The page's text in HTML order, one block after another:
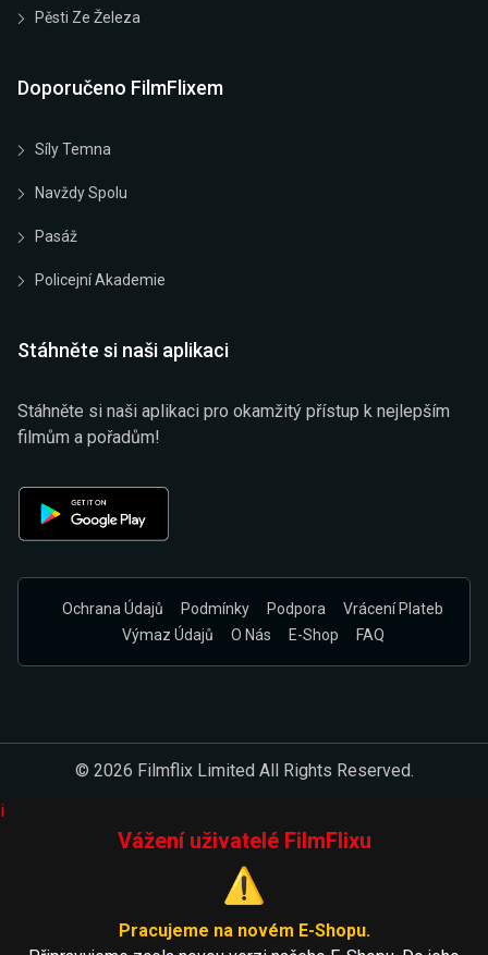
Pěsti Ze Železa
Doporučeno FilmFlixem
Síly Temna
Navždy Spolu
Pasáž
Policejní Akademie
Stáhněte si naši aplikaci
Stáhněte si naši aplikaci pro okamžitý přístup k nejlepším
filmům a pořadům!
Ochrana Údajů Podmínky Podpora
Vrácení Plateb
Výmaz Údajů
O Nás E-Shop FAQ
© 2026 Filmflix Limited All Rights Reserved.
i
Vážení uživatelé FilmFlixu
⚠️
Pracujeme na novém E-Shopu.